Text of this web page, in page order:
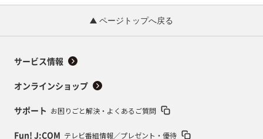
ページトップへ戻る
サービス情報
オンラインショップ
サポート お困りごと解決・よくあるご質問
Fun! J:COM テレビ番組情報／プレゼント・優待